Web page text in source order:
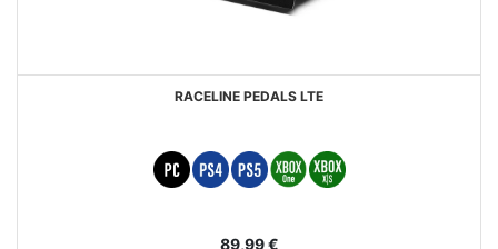
RACELINE PEDALS LTE
89,99 €